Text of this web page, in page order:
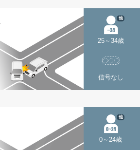
25～34歳
他
信号なし
0～24歳
他